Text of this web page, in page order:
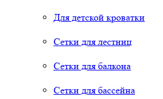
Для детской кроватки
Сетки для лестниц
Сетки для балкона
Сетки для бассейна